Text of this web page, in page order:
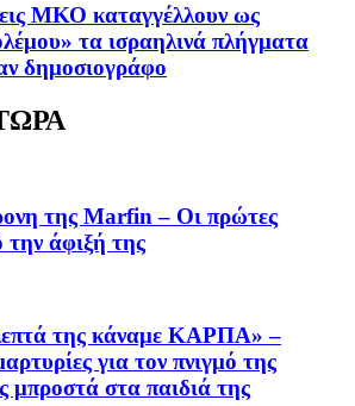
ΜΚΟ καταγγέλλουν ως
τα ισραηλινά πλήγματα
δημοσιογράφο
της Marfin – Οι πρώτες
άφιξή της
της κάναμε ΚΑΡΠΑ» –
για τον πνιγμό της
μπροστά στα παιδιά της